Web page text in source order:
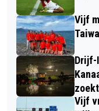
Vijf
Drijf-
Vijf